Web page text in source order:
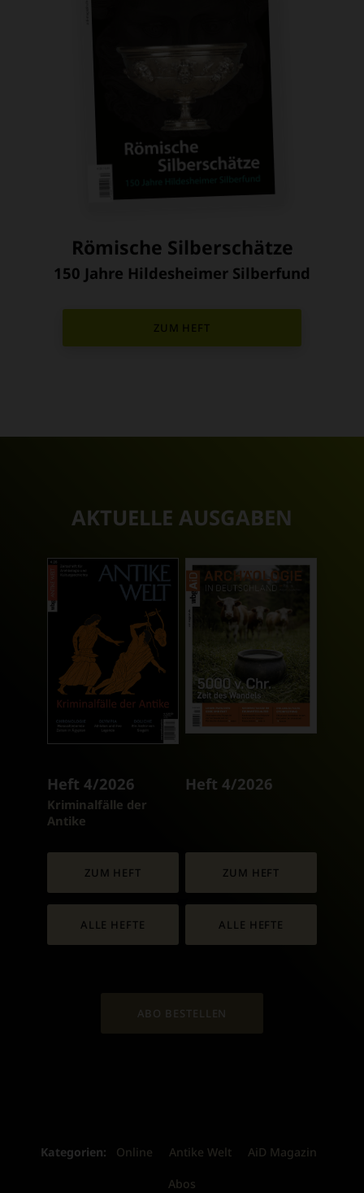
Römische Silberschätze
:
150 Jahre Hildesheimer Silberfund
ZUM HEFT
AKTUELLE AUSGABEN
Heft 4/2026
:
Kriminalfälle der
Antike
ZUM HEFT
ALLE HEFTE
Heft 4/2026
ZUM HEFT
ALLE HEFTE
ABO BESTELLEN
Kategorien: Online Antike Welt AiD Magazin
Abos